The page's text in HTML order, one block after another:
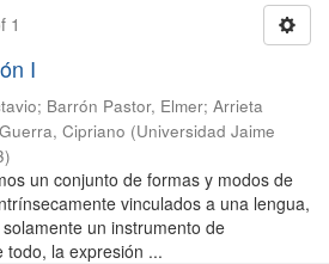
1
I
; Barrón Pastor, Elmer; Arrieta
Cipriano (Universidad Jaime
)
un conjunto de formas y modos de
vinculados a una lengua,
un instrumento de
todo, la expresión ...